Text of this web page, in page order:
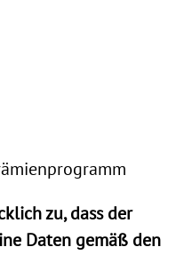
zu, dass der
Daten gemäß den